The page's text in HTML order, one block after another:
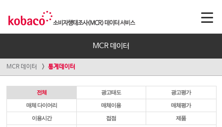
MCR 데이터
MCR 데이터 통계데이터
전체 광고태도 광고평가
매체 다이어리 매체이용 매체평가
이용시간 접점 제품